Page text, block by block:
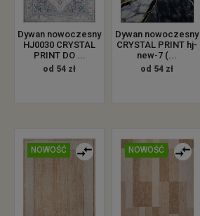
Dywan nowoczesny
HJ0030 CRYSTAL
PRINT DO ...
od 54 zł
Dywan nowoczesny
CRYSTAL PRINT hj-
new-7 (...
od 54 zł
NOWOŚĆ NOWOŚĆ